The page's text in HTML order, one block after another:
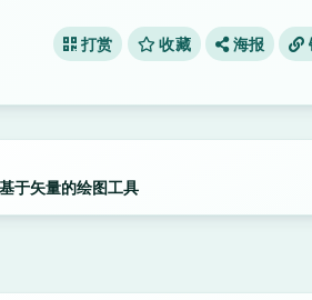
打赏 收藏 海报
于矢量的绘图工具